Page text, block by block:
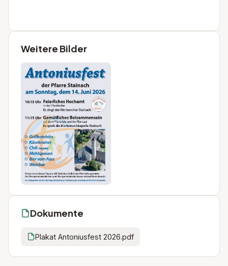
Weitere Bilder
Dokumente
Plakat Antoniusfest 2026.pdf